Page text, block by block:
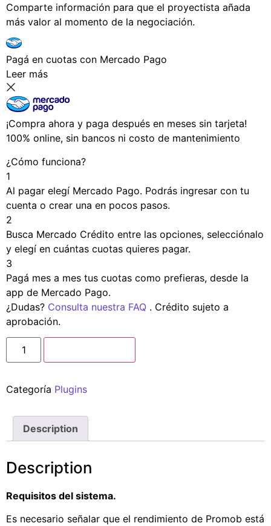
Comparte información para que el proyectista añada
más valor al momento de la negociación.
Pagá en cuotas con Mercado Pago
Leer más
¡Compra ahora y paga después en meses sin tarjeta!
100% online, sin bancos ni costo de mantenimiento
¿Cómo funciona?
1
Al pagar elegí Mercado Pago. Podrás ingresar con tu
cuenta o crear una en pocos pasos.
2
Busca Mercado Crédito entre las opciones, selecciónalo
y elegí en cuántas cuotas quieres pagar.
3
Pagá mes a mes tus cuotas como prefieras, desde la
app de Mercado Pago.
¿Dudas? Consulta nuestra FAQ . Crédito sujeto a
aprobación.
Categoría Plugins
Description
Description
Requisitos del sistema.
Es necesario señalar que el rendimiento de Promob está